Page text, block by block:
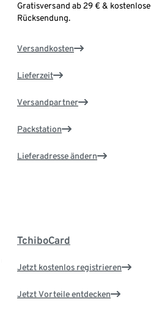
Gratisversand ab 29 € & kostenlose
Rücksendung.
Versandkosten
Lieferzeit
Versandpartner
Packstation
Lieferadresse ändern
TchiboCard
Jetzt kostenlos registrieren
Jetzt Vorteile entdecken